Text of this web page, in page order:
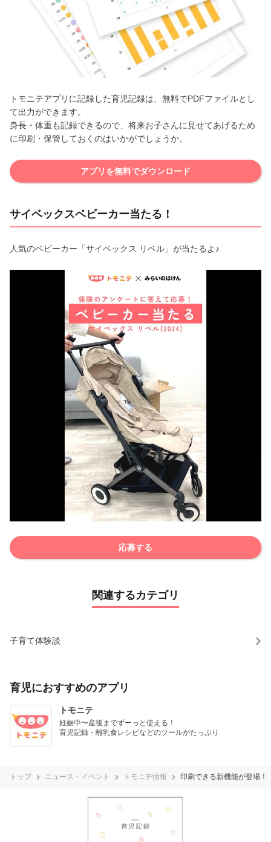
トモニテアプリに記録した育児記録は、無料でPDFファイルとし
て出力ができます。
身長・体重も記録できるので、将来お子さんに見せてあげるため
に印刷・保管しておくのはいかがでしょうか。
アプリを無料でダウンロード
サイベックスベビーカー当たる！
人気のベビーカー「サイベックス リベル」が当たるよ♪
応募する
関連するカテゴリ
子育て体験談
育児におすすめのアプリ
トモニテ
妊娠中〜産後までずーっと使える！
育児記録・離乳食レシピなどのツールがたっぷり
トップ ニュース・イベント トモニテ情報 印刷できる新機能が登場